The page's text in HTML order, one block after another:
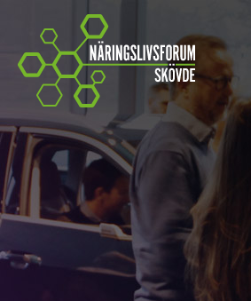
Näringslivsforum Skövde